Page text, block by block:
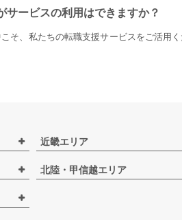
サービスの利用はできますか？
そ、私たちの転職支援サービスをご活用
近畿エリア
北陸・甲信越エリア